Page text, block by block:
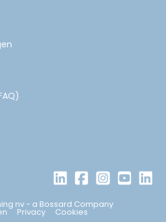
nv - a Bossard Company
Privacy Cookies